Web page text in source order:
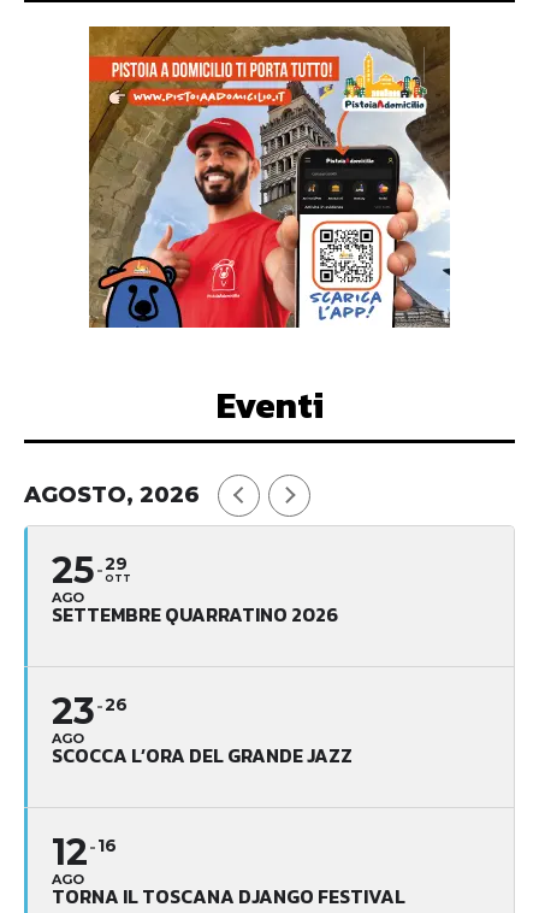
Eventi
AGOSTO, 2026
25
AGO
29
OTT
SETTEMBRE QUARRATINO 2026
23
AGO
26
SCOCCA L’ORA DEL GRANDE JAZZ
12
AGO
16
TORNA IL TOSCANA DJANGO FESTIVAL